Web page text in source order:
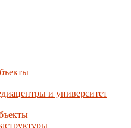
и университет